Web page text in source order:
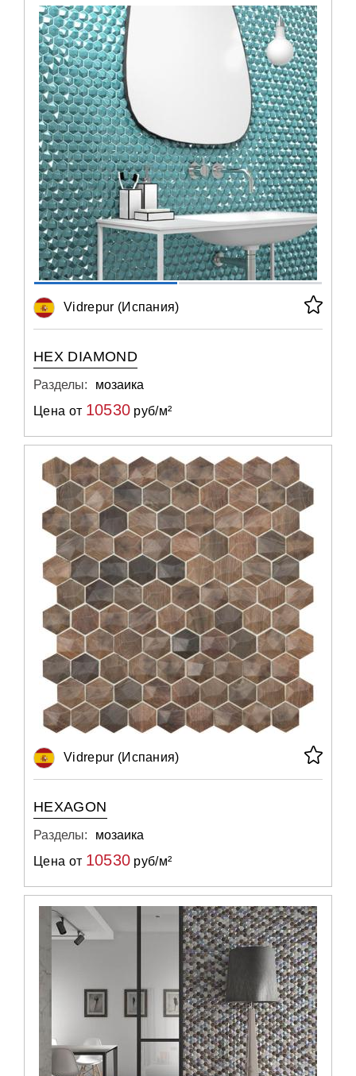
Vidrepur (Испания)
HEX DIAMOND
Разделы:
мозаика
Цена от 10530 руб/м²
Vidrepur (Испания)
HEXAGON
Разделы:
мозаика
Цена от 10530 руб/м²